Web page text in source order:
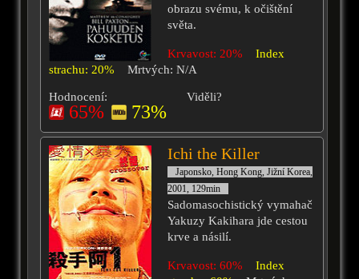
obrazu svému, k očištění
světa.
Krvavost: 20%
Index
strachu: 20%
Mrtvých: N/A
Hodnocení:
65% 73%
Viděli?
Ichi the Killer
Japonsko, Hong Kong, Jižní Korea,
2001, 129min
Sadomasochistický vymahač
Yakuzy Kakihara jde cestou
krve a násilí.
Krvavost: 60%
Index